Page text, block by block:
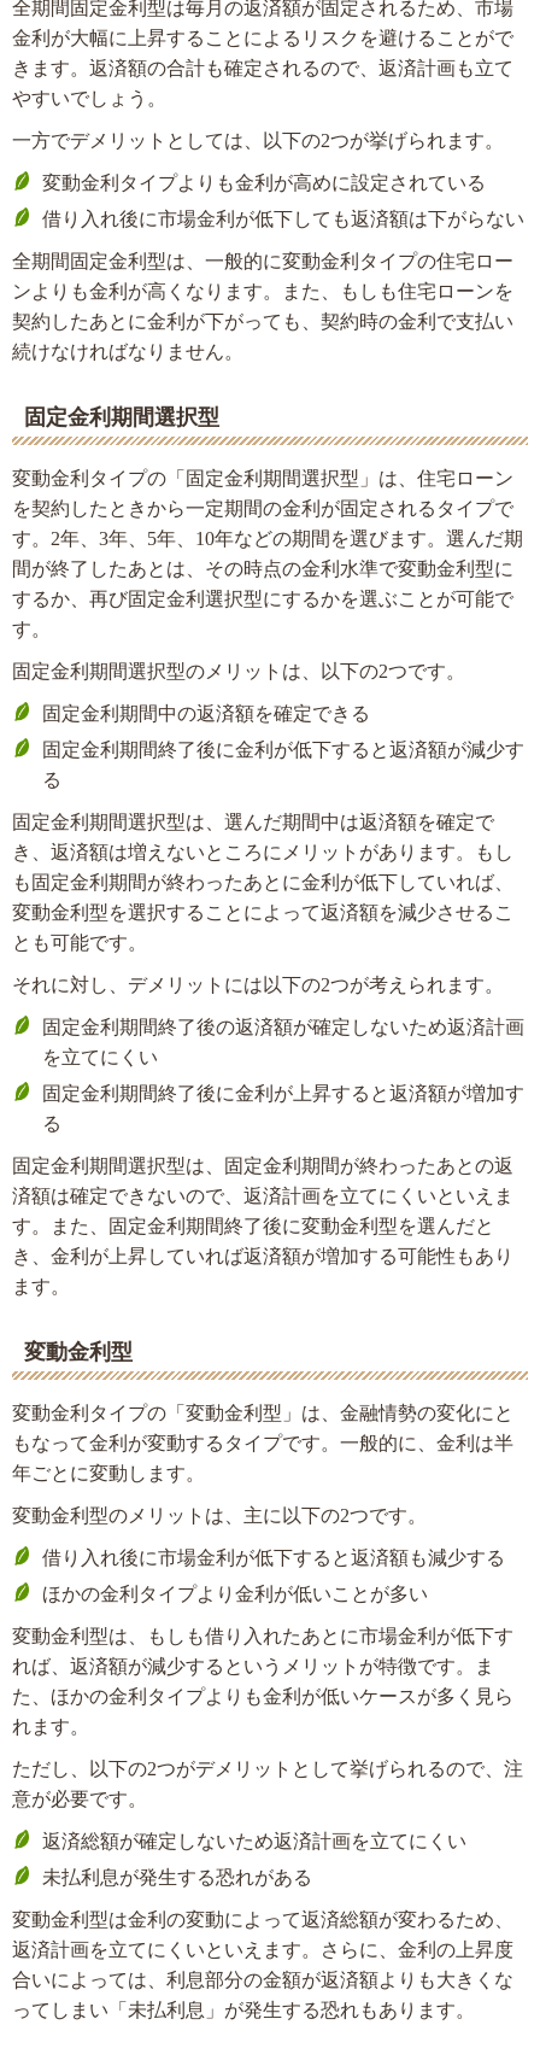
全期間固定金利型は毎月の返済額が固定されるため、市場
金利が大幅に上昇することによるリスクを避けることがで
きます。返済額の合計も確定されるので、返済計画も立て
やすいでしょう。
一方でデメリットとしては、以下の2つが挙げられます。
変動金利タイプよりも金利が高めに設定されている
借り入れ後に市場金利が低下しても返済額は下がらない
全期間固定金利型は、一般的に変動金利タイプの住宅ロー
ンよりも金利が高くなります。また、もしも住宅ローンを
契約したあとに金利が下がっても、契約時の金利で支払い
続けなければなりません。
固定金利期間選択型
変動金利タイプの「固定金利期間選択型」は、住宅ローン
を契約したときから一定期間の金利が固定されるタイプで
す。2年、3年、5年、10年などの期間を選びます。選んだ期
間が終了したあとは、その時点の金利水準で変動金利型に
するか、再び固定金利選択型にするかを選ぶことが可能で
す。
固定金利期間選択型のメリットは、以下の2つです。
固定金利期間中の返済額を確定できる
固定金利期間終了後に金利が低下すると返済額が減少す
る
固定金利期間選択型は、選んだ期間中は返済額を確定で
き、返済額は増えないところにメリットがあります。もし
も固定金利期間が終わったあとに金利が低下していれば、
変動金利型を選択することによって返済額を減少させるこ
とも可能です。
それに対し、デメリットには以下の2つが考えられます。
固定金利期間終了後の返済額が確定しないため返済計画
を立てにくい
固定金利期間終了後に金利が上昇すると返済額が増加す
る
固定金利期間選択型は、固定金利期間が終わったあとの返
済額は確定できないので、返済計画を立てにくいといえま
す。また、固定金利期間終了後に変動金利型を選んだと
き、金利が上昇していれば返済額が増加する可能性もあり
ます。
変動金利型
変動金利タイプの「変動金利型」は、金融情勢の変化にと
もなって金利が変動するタイプです。一般的に、金利は半
年ごとに変動します。
変動金利型のメリットは、主に以下の2つです。
借り入れ後に市場金利が低下すると返済額も減少する
ほかの金利タイプより金利が低いことが多い
変動金利型は、もしも借り入れたあとに市場金利が低下す
れば、返済額が減少するというメリットが特徴です。ま
た、ほかの金利タイプよりも金利が低いケースが多く見ら
れます。
ただし、以下の2つがデメリットとして挙げられるので、注
意が必要です。
返済総額が確定しないため返済計画を立てにくい
未払利息が発生する恐れがある
変動金利型は金利の変動によって返済総額が変わるため、
返済計画を立てにくいといえます。さらに、金利の上昇度
合いによっては、利息部分の金額が返済額よりも大きくな
ってしまい「未払利息」が発生する恐れもあります。